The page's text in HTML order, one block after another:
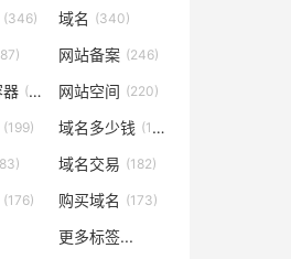
(346) 域名 (340)
网站备案 (246)
(221) 网站空间 (220)
(199) 域名多少钱 (196)
域名交易 (182)
(176) 购买域名 (173)
更多标签...